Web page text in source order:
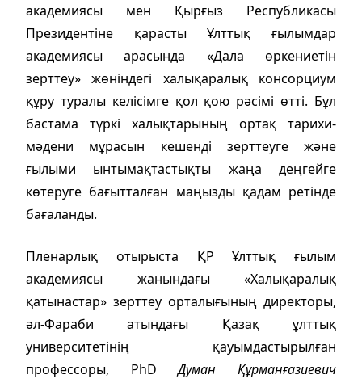
академиясы мен Қырғыз Республикасы
Президентіне қарасты Ұлттық ғылымдар
академиясы арасында «Дала өркениетін
зерттеу» жөніндегі халықаралық консорциум
құру туралы келісімге қол қою рәсімі өтті. Бұл
бастама түркі халықтарының ортақ тарихи-
мәдени мұрасын кешенді зерттеуге және
ғылыми ынтымақтастықты жаңа деңгейге
көтеруге бағытталған маңызды қадам ретінде
бағаланды.
Пленарлық отырыста ҚР Ұлттық ғылым
академиясы жанындағы «Халықаралық
қатынастар» зерттеу орталығының директоры,
әл-Фараби атындағы Қазақ ұлттық
университетінің қауымдастырылған
профессоры, PhDДуман Құрманғазиевич